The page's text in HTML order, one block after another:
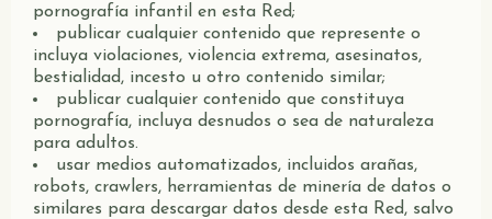
pornografía infantil en esta Red;
publicar cualquier contenido que represente o
incluya violaciones, violencia extrema, asesinatos,
bestialidad, incesto u otro contenido similar;
publicar cualquier contenido que constituya
pornografía, incluya desnudos o sea de naturaleza
para adultos.
usar medios automatizados, incluidos arañas,
robots, crawlers, herramientas de minería de datos o
similares para descargar datos desde esta Red, salvo